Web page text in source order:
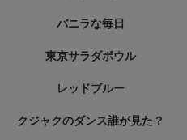
バニラな毎日
東京サラダボウル
レッドブルー
クジャクのダンス誰が見た？